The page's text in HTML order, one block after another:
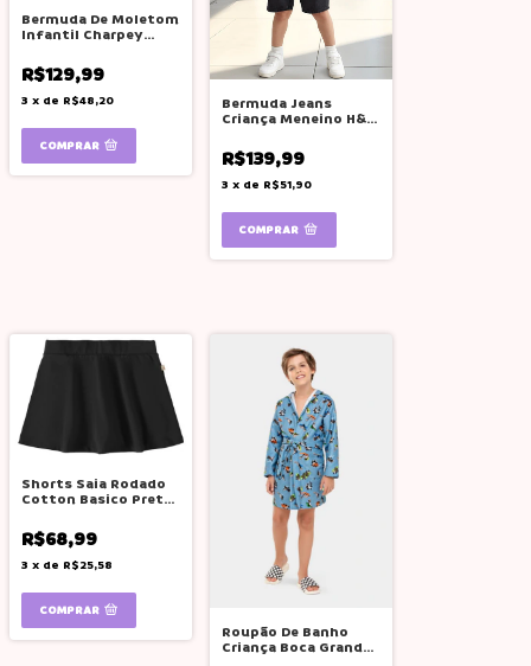
Bermuda De Moletom
Infantil Charpey
R$129,99
3 x de R$48,20
COMPRAR
Bermuda Jeans
Criança Meneino H&m
Preta 6
R$139,99
3 x de R$51,90
Shorts Saia Rodado
Cotton Basico Preto
R$68,99
3 x de R$25,58
COMPRAR
Roupão De Banho
Criança Boca Grande